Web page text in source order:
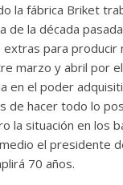
la fábrica Briket
de la década
para producir
marzo y abril por
en el poder
de hacer todo lo
la situación en los
el presidente
70 años.